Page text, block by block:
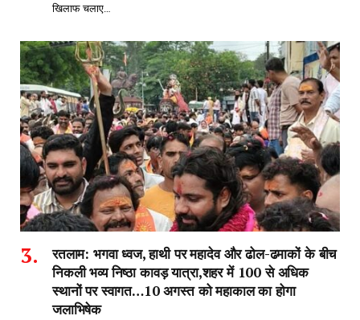
खिलाफ चलाए…
रतलाम: भगवा ध्वज, हाथी पर महादेव और ढोल-ढमाकों के बीच
निकली भव्य निष्ठा कावड़ यात्रा,शहर में 100 से अधिक
स्थानों पर स्वागत…10 अगस्त को महाकाल का होगा
जलाभिषेक